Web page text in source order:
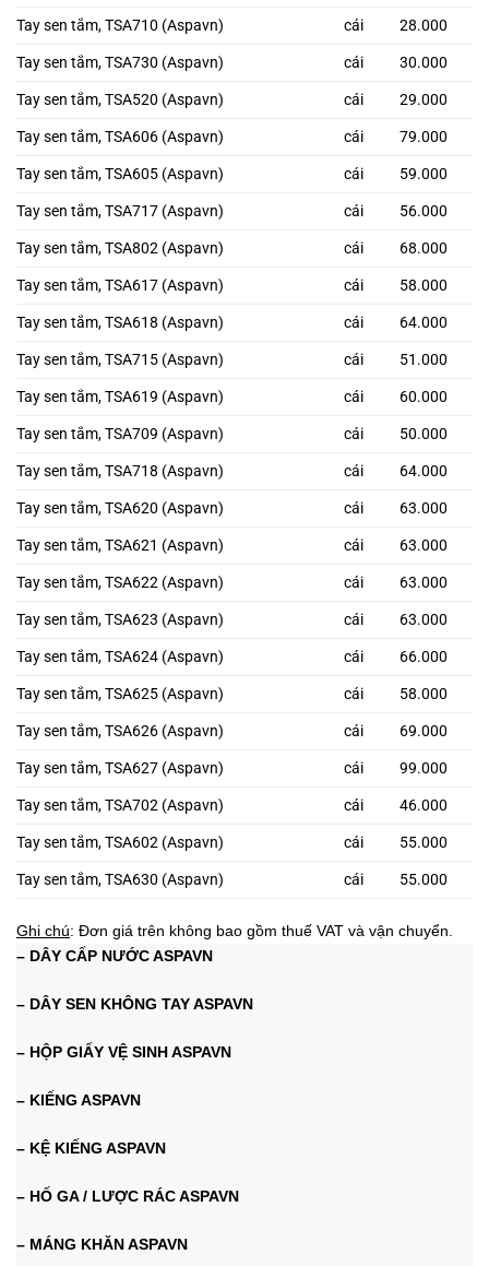
Tay sen tắm, TSA710 (Aspavn) cái 28.000
Tay sen tắm, TSA730 (Aspavn) cái 30.000
Tay sen tắm, TSA520 (Aspavn) cái 29.000
Tay sen tắm, TSA606 (Aspavn) cái 79.000
Tay sen tắm, TSA605 (Aspavn) cái 59.000
Tay sen tắm, TSA717 (Aspavn) cái 56.000
Tay sen tắm, TSA802 (Aspavn) cái 68.000
Tay sen tắm, TSA617 (Aspavn) cái 58.000
Tay sen tắm, TSA618 (Aspavn) cái 64.000
Tay sen tắm, TSA715 (Aspavn) cái 51.000
Tay sen tắm, TSA619 (Aspavn) cái 60.000
Tay sen tắm, TSA709 (Aspavn) cái 50.000
Tay sen tắm, TSA718 (Aspavn) cái 64.000
Tay sen tắm, TSA620 (Aspavn) cái 63.000
Tay sen tắm, TSA621 (Aspavn) cái 63.000
Tay sen tắm, TSA622 (Aspavn) cái 63.000
Tay sen tắm, TSA623 (Aspavn) cái 63.000
Tay sen tắm, TSA624 (Aspavn) cái 66.000
Tay sen tắm, TSA625 (Aspavn) cái 58.000
Tay sen tắm, TSA626 (Aspavn) cái 69.000
Tay sen tắm, TSA627 (Aspavn) cái 99.000
Tay sen tắm, TSA702 (Aspavn) cái 46.000
Tay sen tắm, TSA602 (Aspavn) cái 55.000
Tay sen tắm, TSA630 (Aspavn) cái 55.000
Ghi chú: Đơn giá trên không bao gồm thuế VAT và vận chuyển.
– DÂY CẤP NƯỚC ASPAVN
– DÂY SEN KHÔNG TAY ASPAVN
– HỘP GIẤY VỆ SINH ASPAVN
– KIẾNG ASPAVN
– KỆ KIẾNG ASPAVN
– HỐ GA / LƯỢC RÁC ASPAVN
– MÁNG KHĂN ASPAVN